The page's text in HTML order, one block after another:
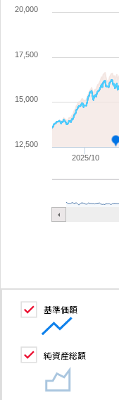
2025/10
12,500
15,000
17,500
20,000
基準価額
純資産総額